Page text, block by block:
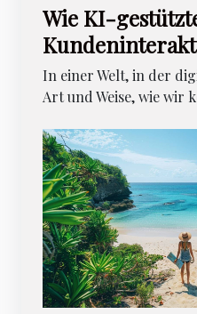
Wie KI-
digitalen
In einer Welt, in der
Art und Weise, wie wir